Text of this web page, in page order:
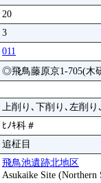
20
3
011
◎飛鳥藤原京1-705(木
上削り､下削り､左削
ﾋﾉｷ科＃
追柾目
飛鳥池遺跡北地区
Asukaike Site (Northern